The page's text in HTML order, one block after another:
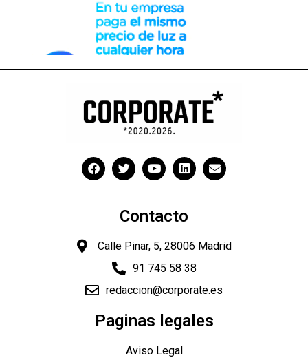
Contacto
Calle Pinar, 5, 28006 Madrid
91 745 58 38
redaccion@corporate.es
Paginas legales
Aviso Legal